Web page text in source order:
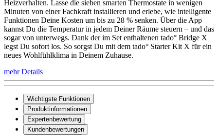
Heizverhalten. Lasse die sieben smarten Thermostate in wenigen
Minuten von einer Fachkraft installieren und erlebe, wie intelligente
Funktionen Deine Kosten um bis zu 28 % senken. Über die App
kannst Du die Temperatur in jedem Deiner Räume steuern – und das
sogar von unterwegs. Dank der im Set enthaltenen tado° Bridge X
legst Du sofort los. So sorgst Du mit dem tado° Starter Kit X für ein
neues Wohlfühlklima in Deinem Zuhause.
mehr Details
Wichtigste Funktionen
Produktinformationen
Expertenbewertung
Kundenbewertungen